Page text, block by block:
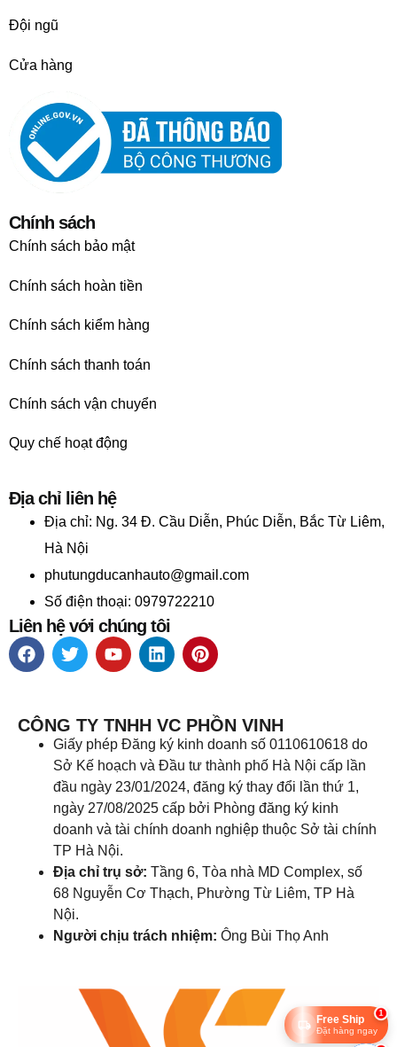
Đội ngũ
Cửa hàng
Chính sách
Chính sách bảo mật
Chính sách hoàn tiền
Chính sách kiểm hàng
Chính sách thanh toán
Chính sách vận chuyển
Quy chế hoạt động
Địa chỉ liên hệ
Địa chỉ: Ng. 34 Đ. Cầu Diễn, Phúc Diễn, Bắc Từ Liêm,
Hà Nội
phutungducanhauto@gmail.com
Số điện thoại: 0979722210
Liên hệ với chúng tôi
CÔNG TY TNHH VC PHỒN VINH
Giấy phép Đăng ký kinh doanh số 0110610618 do
Sở Kế hoạch và Đầu tư thành phố Hà Nội cấp lần
đầu ngày 23/01/2024, đăng ký thay đổi lần thứ 1,
ngày 27/08/2025 cấp bởi Phòng đăng ký kinh
doanh và tài chính doanh nghiệp thuộc Sở tài chính
TP Hà Nội.
Địa chỉ trụ sở: Tầng 6, Tòa nhà MD Complex, số
68 Nguyễn Cơ Thạch, Phường Từ Liêm, TP Hà
Nội.
Người chịu trách nhiệm: Ông Bùi Thọ Anh
1
Free Ship
Đặt hàng ngay